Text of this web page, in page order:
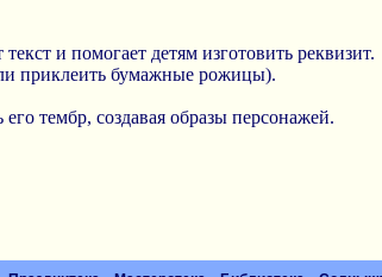
и помогает детям изготовить реквизит.
приклеить бумажные рожицы).
тембр, создавая образы персонажей.